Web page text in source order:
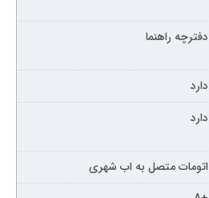
دفترچه راهنما
دارد
دارد
اتومات متصل به اب شهری